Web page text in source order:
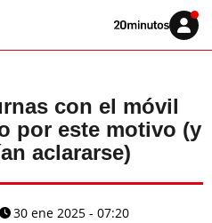
Volver
Iniciar
sesión
con el móvil
por este motivo (y
aclararse)
30 ene 2025 - 07:20